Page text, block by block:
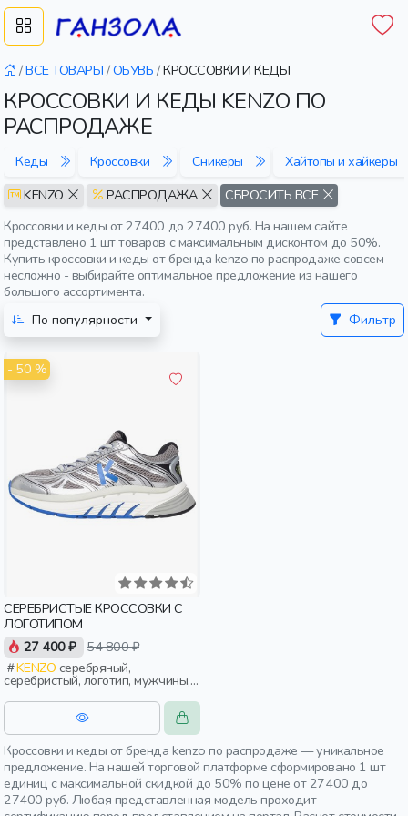
/ВСЕ ТОВАРЫ /ОБУВЬ /КРОССОВКИ И КЕДЫ
КРОССОВКИ И КЕДЫ KENZO ПО
РАСПРОДАЖЕ
Кеды Кроссовки Сникеры
Хайтопы и хайкеры
KENZO
РАСПРОДАЖА
СБРОСИТЬ ВСЕ
Кроссовки и кеды от 27400 до 27400 руб. На нашем сайте
представлено 1 шт товаров с максимальным дисконтом до 50%.
Купить кроссовки и кеды от бренда kenzo по распродаже совсем
несложно - выбирайте оптимальное предложение из нашего
большого ассортимента.
По популярности
Фильтр
- 50 %
СЕРЕБРИСТЫЕ КРОССОВКИ С
ЛОГОТИПОМ
27 400 ₽ 54 800 ₽
KENZO
серебристый, логотип, мужчины,
взрослые
Кроссовки и кеды от бренда kenzo по распродаже — уникальное
предложение. На нашей торговой платформе сформировано 1 шт
единиц с максимальной скидкой до 50% по цене от 27400 до
27400 руб. Любая представленная модель проходит